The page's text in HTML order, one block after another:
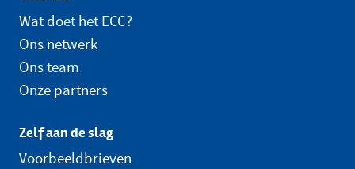
Wat doet het ECC?
Ons netwerk
Ons team
Onze partners
Zelf aan de slag
Voorbeeldbrieven